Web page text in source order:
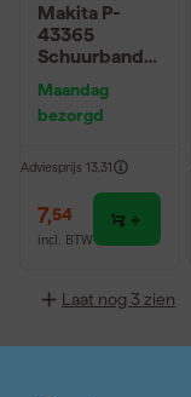
Makita P-
43365
Schuurband
13 x 533mm
(5st)
Maandag
bezorgd
Adviesprijs 13,31
7,54
incl. BTW
Laat nog 3 zien